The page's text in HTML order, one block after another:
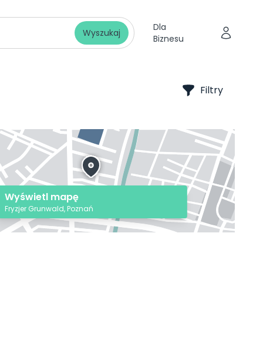
Wyszukaj
Dla
Biznesu
Filtry
Wyświetl mapę
Fryzjer Grunwald, Poznań